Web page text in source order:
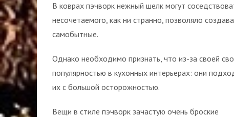
В коврах пэчворк нежный шелк могут
несочетаемого, как ни странно, позволяло
самобытные.
Однако необходимо признать, что из-за своей
популярностью в кухонных интерьерах: они
их с большой осторожностью.
Вещи в стиле пэчворк зачастую очень броские